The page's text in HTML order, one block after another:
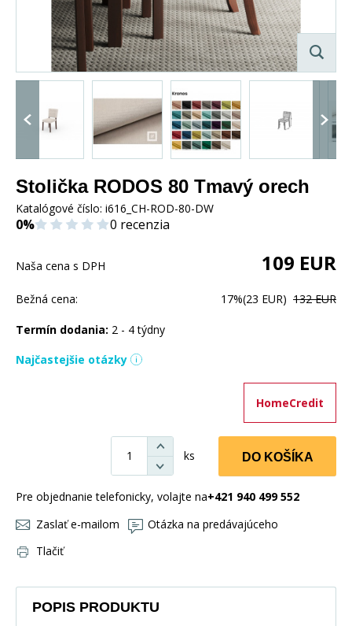
Stolička RODOS 80 Tmavý orech
Katalógové číslo: i616_CH-ROD-80-DW
0% 0 recenzia
Naša cena s DPH 109 EUR
Bežná cena: 17%(23 EUR) 132 EUR
Termín dodania: 2 - 4 týdny
Najčastejšie otázky
HomeCredit
ks DO KOŠÍKA
Pre objednanie telefonicky, volajte na+421 940 499 552
Zaslať e-mailom
Otázka na predávajúceho
Tlačiť
POPIS PRODUKTU